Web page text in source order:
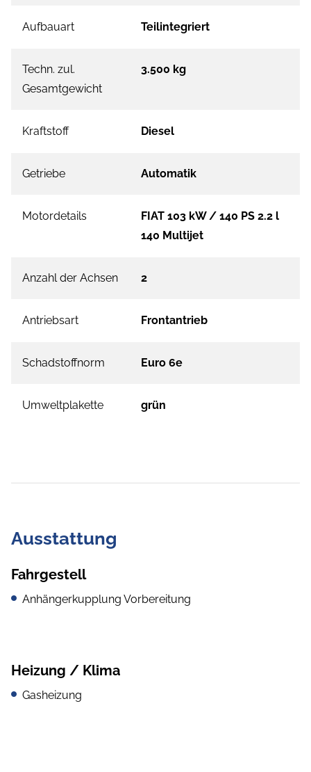
Aufbauart Teilintegriert
Techn. zul.
Gesamtgewicht
3.500 kg
Kraftstoff Diesel
Getriebe Automatik
Motordetails
FIAT 103 kW / 140 PS 2.2 l
140 Multijet
Anzahl der Achsen 2
Antriebsart Frontantrieb
Schadstoffnorm Euro 6e
Umweltplakette grün
Ausstattung
Fahrgestell
Anhängerkupplung Vorbereitung
Heizung / Klima
Gasheizung